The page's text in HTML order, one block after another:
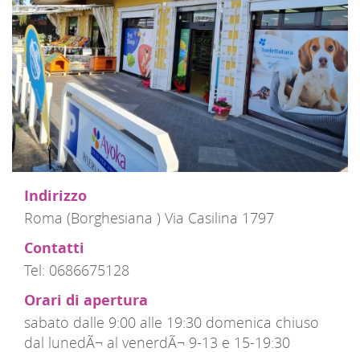
Indirizzo
Roma (Borghesiana ) Via Casilina 1797
Contatti
Tel: 0686675128
Orari di apertura
sabato dalle 9:00 alle 19:30 domenica chiuso
dal lunedÃ¬ al venerdÃ¬ 9-13 e 15-19:30